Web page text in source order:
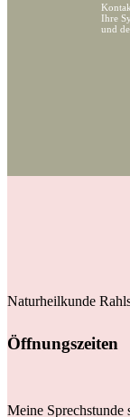
Ihre
und
Naturheilkunde
Öffnungszeiten
Meine